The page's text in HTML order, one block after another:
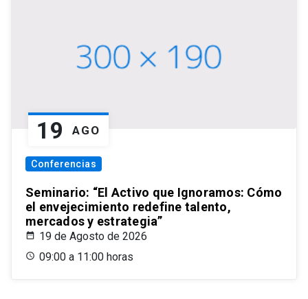
19 AGO
Conferencias
Seminario: “El Activo que Ignoramos: Cómo
el envejecimiento redefine talento,
mercados y estrategia”
19 de Agosto de 2026
09:00 a 11:00 horas